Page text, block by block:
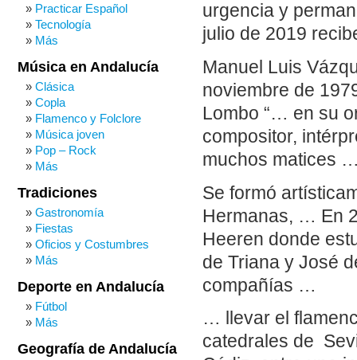
urgencia y
julio de 2019
Manuel Luis
noviembre de
Lombo “… en su
compositor,
muchos matices
Se formó
Hermanas, … En
Heeren donde
de Triana y José
compañías …
… llevar el
catedrales de
Practicar Español
Tecnología
Más
Música en Andalucía
Clásica
Copla
Flamenco y Folclore
Música joven
Pop – Rock
Más
Tradiciones
Gastronomía
Fiestas
Oficios y Costumbres
Más
Deporte en Andalucía
Fútbol
Más
Geografía de Andalucía